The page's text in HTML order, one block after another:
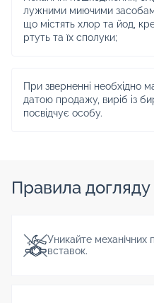
лужними миючими
що містять хлор та йод,
ртуть та їх сполуки;
При зверненні необхідно
датою продажу, виріб із
посвідчує особу.
Правила догляду
Уникайте
вставок.